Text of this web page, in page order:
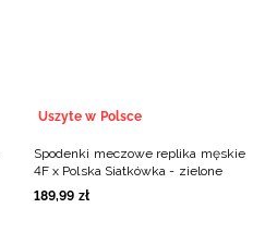
Uszyte w Polsce
Spodenki meczowe replika męskie
4F x Polska Siatkówka - zielone
189,99 zł